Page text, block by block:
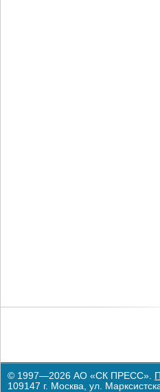
© 1997—2026 АО «СК ПРЕСС».
109147 г. Москва, ул.